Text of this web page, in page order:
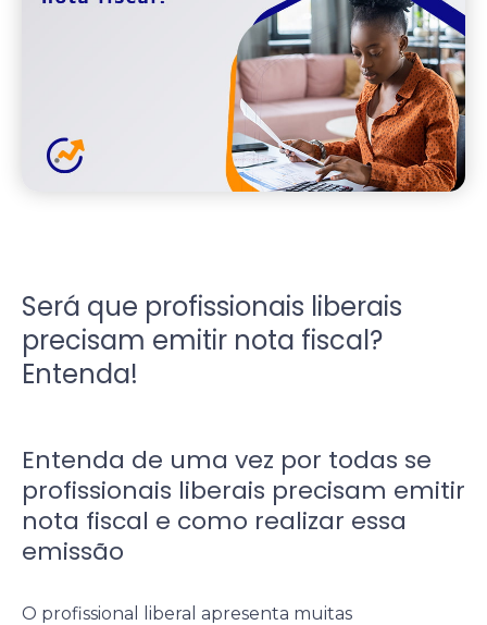
Será que profissionais liberais
precisam emitir nota fiscal?
Entenda!
Entenda de uma vez por todas se
profissionais liberais precisam emitir
nota fiscal e como realizar essa
emissão
O profissional liberal apresenta muitas